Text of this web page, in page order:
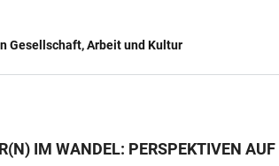
Gesellschaft, Arbeit und Kultur
IM WANDEL: PERSPEKTIVEN